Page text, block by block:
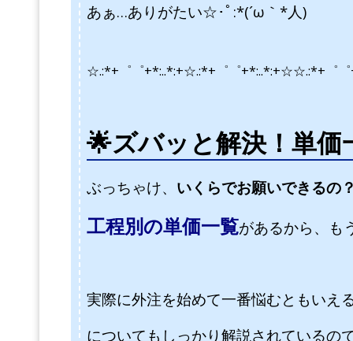
あぁ…ありがたい☆･ﾟ:*(´ω｀*人)
☆.:*+゜゜+*:..*:+☆.:*+゜゜+*:..*:+☆☆.:*+゜
🌟ズバッと解決！単価
ぶっちゃけ、 いくらでお願いできるの
工程別の単価一覧があるから、も
実際に外注を始めて一番悩むともいえ
についてもしっかり解説されている